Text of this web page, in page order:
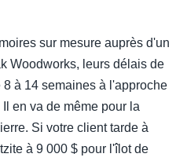
sur mesure auprès d'un
Woodworks, leurs délais de
8 à 14 semaines à l'approche
en va de même pour la
Si votre client tarde à
à 9 000 $ pour l'îlot de